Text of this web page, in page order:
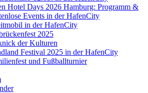
Hotel Days 2026 Hamburg: Programm &
Events in der HafenCity
in der HafenCity
2025
der Kulturen
Festival 2025 in der HafenCity
und Fußballturnier